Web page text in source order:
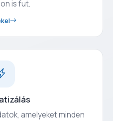
is fut.
amelyeket minden